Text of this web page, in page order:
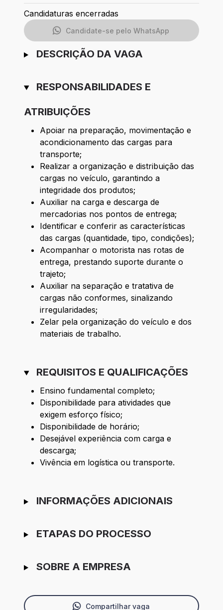
Candidaturas encerradas
Candidate-se pelo WhatsApp
DESCRIÇÃO DA VAGA
RESPONSABILIDADES E
ATRIBUIÇÕES
Apoiar na preparação, movimentação e
acondicionamento das cargas para
transporte;
Realizar a organização e distribuição das
cargas no veículo, garantindo a
integridade dos produtos;
Auxiliar na carga e descarga de
mercadorias nos pontos de entrega;
Identificar e conferir as características
das cargas (quantidade, tipo, condições);
Acompanhar o motorista nas rotas de
entrega, prestando suporte durante o
trajeto;
Auxiliar na separação e tratativa de
cargas não conformes, sinalizando
irregularidades;
Zelar pela organização do veículo e dos
materiais de trabalho.
REQUISITOS E QUALIFICAÇÕES
Ensino fundamental completo;
Disponibilidade para atividades que
exigem esforço físico;
Disponibilidade de horário;
Desejável experiência com carga e
descarga;
Vivência em logística ou transporte.
INFORMAÇÕES ADICIONAIS
ETAPAS DO PROCESSO
SOBRE A EMPRESA
Compartilhar vaga